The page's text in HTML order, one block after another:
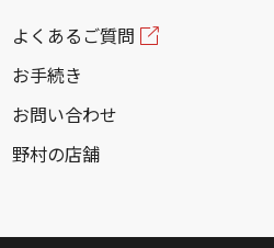
よくあるご質問
お手続き
お問い合わせ
野村の店舗